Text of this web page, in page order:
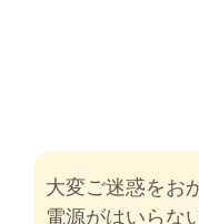
大変ご迷惑をお
電源がはいらな